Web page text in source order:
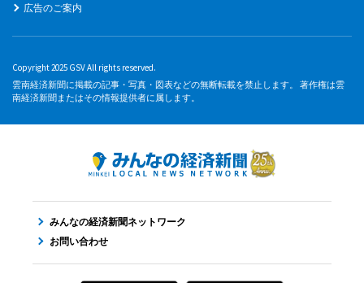
広告のご案内
Copyright 2025 GSV All rights reserved.
雲南経済新聞に掲載の記事・写真・図表などの無断転載を禁止します。 著作権は雲
南経済新聞またはその情報提供者に属します。
みんなの経済新聞ネットワーク
お問い合わせ